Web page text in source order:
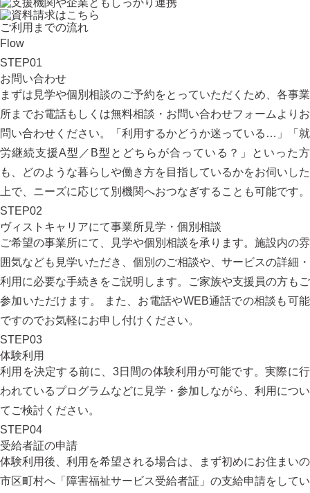
ご利用までの流れ
Flow
STEP01
お問い合わせ
まずは見学や個別相談のご予約をとっていただくため、 各事業
所までお電話もしくは無料相談・お問い合わせフォーム よりお
問い合わせください。「利用するかどうか迷っている…」「就
労継続支援A型／B型とどちらが合っている？」といった方
も、どのような暮らしや働き方を目指しているかをお伺いした
上で、ニーズに応じて別機関へおつなぎすることも可能です。
STEP02
ヴィストキャリアにて事業所見学・個別相談
ご希望の事業所にて、見学や個別相談を承ります。施設内の雰
囲気なども見学いただき、個別のご相談や、サービスの詳細・
利用に必要な手続きをご説明します。ご家族や支援員の方もご
参加いただけます。 また、お電話やWEB通話での相談も可能
ですのでお気軽にお申し付けください。
STEP03
体験利用
利用を決定する前に、3日間の体験利用が可能です。実際に行
われているプログラムなどに見学・参加しながら、利用につい
てご検討ください。
STEP04
受給者証の申請
体験利用後、利用を希望される場合は、まず初めにお住まいの
市区町村へ 「障害福祉サービス受給者証」 の支給申請をしてい